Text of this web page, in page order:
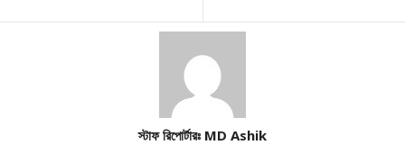
স্টাফ রিপোর্টারঃ MD Ashik